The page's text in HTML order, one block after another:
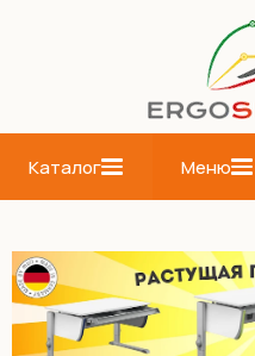
Каталог Меню